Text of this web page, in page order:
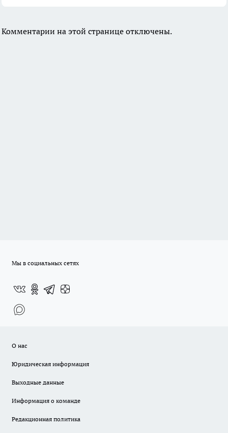
Комментарии на этой странице отключены.
Мы в социальных сетях
О нас
Юридическая информация
Выходные данные
Информация о команде
Редакционная политика